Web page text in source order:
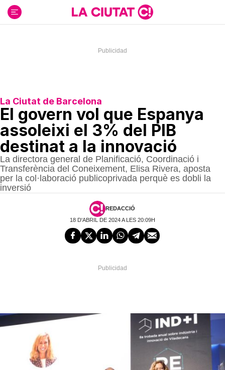
contenido
La Ciutat de Barcelona
El govern vol que Espanya
assoleixi el 3% del PIB
destinat a la innovació
La directora general de Planificació, Coordinació i
Transferència del Coneixement, Elisa Rivera, aposta
per la col·laboració publicoprivada perquè es dobli la
inversió
REDACCIÓ
18 D'ABRIL DE 2024 A LES 20:09H